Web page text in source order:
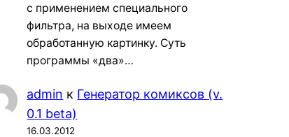
с применением специального
фильтра, на выходе имеем
обработанную картинку. Суть
программы «два»…
admin к Генератор комиксов (v.
0.1 beta)
16.03.2012